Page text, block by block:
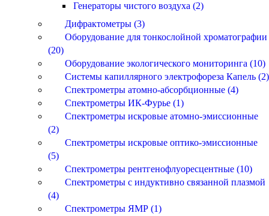
Генераторы чистого воздуха (2)
Дифрактометры (3)
Оборудование для тонкослойной хроматографии
(20)
Оборудование экологического мониторинга (10)
Системы капиллярного электрофореза Капель (2)
Спектрометры атомно-абсорбционные (4)
Спектрометры ИК-Фурье (1)
Спектрометры искровые атомно-эмиссионные
(2)
Спектрометры искровые оптико-эмиссионные
(5)
Спектрометры рентгенофлуоресцентные (10)
Спектрометры с индуктивно связанной плазмой
(4)
Спектрометры ЯМР (1)